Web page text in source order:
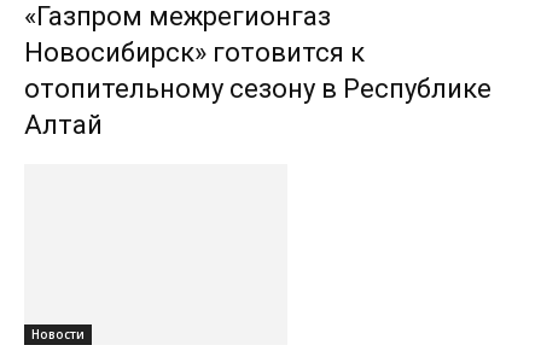
«Газпром межрегионгаз
Новосибирск» готовится к
отопительному сезону в Республике
Алтай
Новости